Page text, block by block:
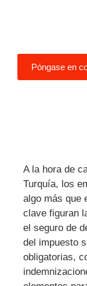
Póngase en
A la hora de
Turquía, los
algo más que
clave figuran
el seguro de
del impuesto
obligatorias,